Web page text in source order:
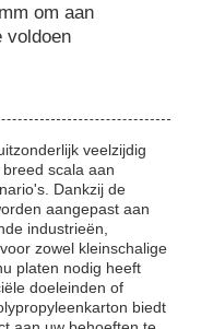
om aan
voldoen
veelzijdig
scala aan
Dankzij de
aangepast aan
industrieën,
zowel kleinschalige
platen nodig heeft
doeleinden of
biedt